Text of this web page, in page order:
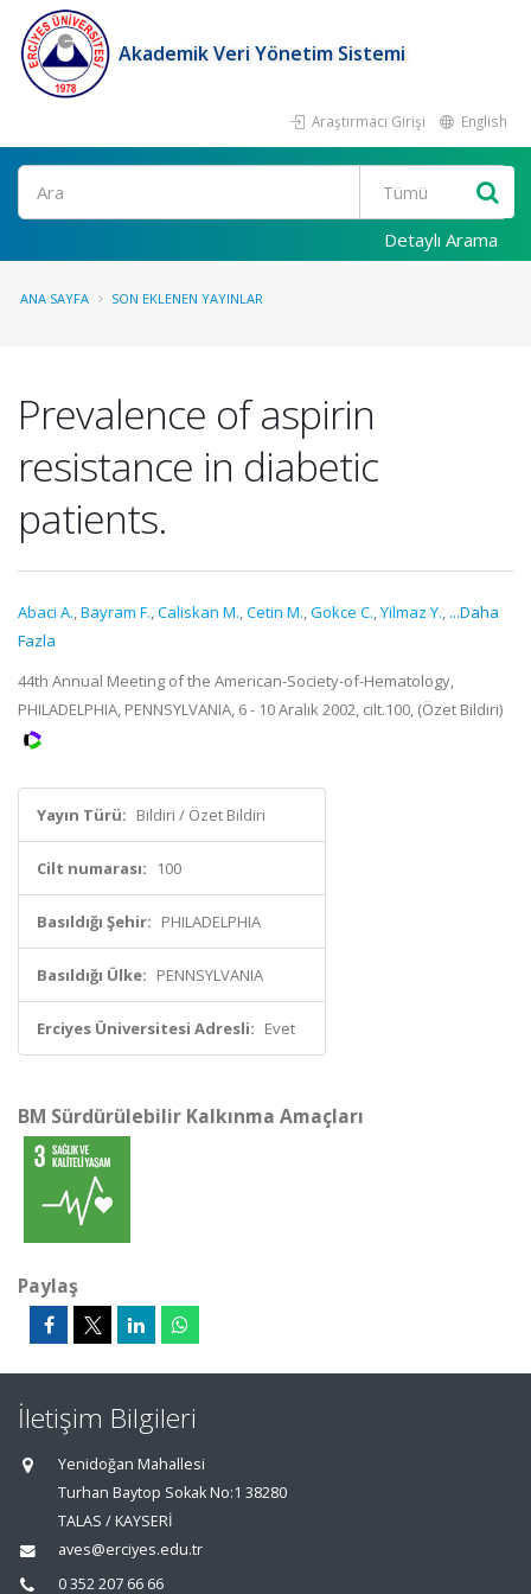
Akademik Veri Yönetim Sistemi
Araştırmacı Girişi English
Ara
Detaylı Arama
ANA SAYFA SON EKLENEN YAYINLAR
Prevalence of aspirin
resistance in diabetic
patients.
Abaci A.,Bayram F.,Caliskan M.,Cetin M.,Gokce C.,Yilmaz Y., ...Daha
Fazla
44th Annual Meeting of the American-Society-of-Hematology,
PHILADELPHIA, PENNSYLVANIA, 6 - 10 Aralık 2002, cilt.100, (Özet Bildiri)
Yayın Türü: Bildiri / Özet Bildiri
Cilt numarası: 100
Basıldığı Şehir: PHILADELPHIA
Basıldığı Ülke: PENNSYLVANIA
Erciyes Üniversitesi Adresli: Evet
BM Sürdürülebilir Kalkınma Amaçları
Paylaş
İletişim Bilgileri
Yenidoğan Mahallesi
Turhan Baytop Sokak No:1 38280
TALAS / KAYSERİ
aves@erciyes.edu.tr
0 352 207 66 66